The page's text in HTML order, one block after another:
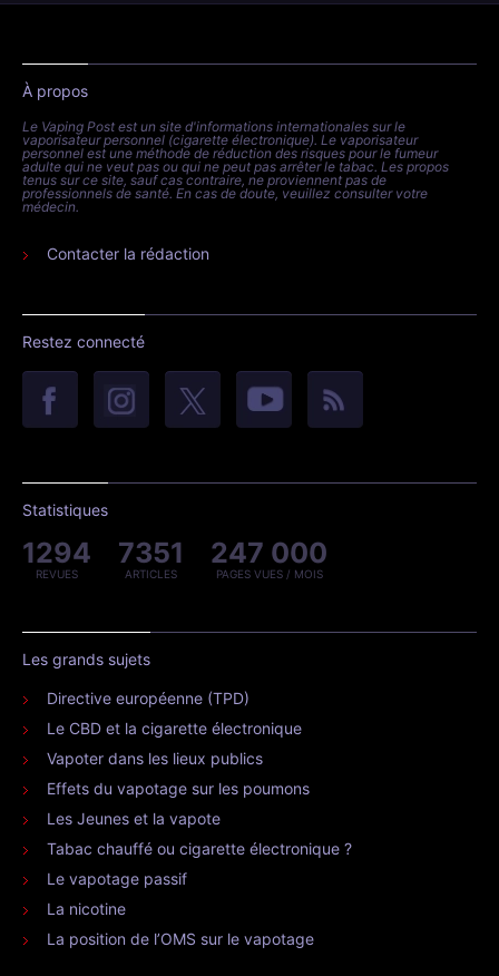
À propos
Le Vaping Post est un site d'informations internationales sur le
vaporisateur personnel (cigarette électronique). Le vaporisateur
personnel est une méthode de réduction des risques pour le fumeur
adulte qui ne veut pas ou qui ne peut pas arrêter le tabac. Les propos
tenus sur ce site, sauf cas contraire, ne proviennent pas de
professionnels de santé. En cas de doute, veuillez consulter votre
médecin.
Contacter la rédaction
Restez connecté
Statistiques
1294
REVUES
7351
ARTICLES
247 000
PAGES VUES / MOIS
Les grands sujets
Directive européenne (TPD)
Le CBD et la cigarette électronique
Vapoter dans les lieux publics
Effets du vapotage sur les poumons
Les Jeunes et la vapote
Tabac chauffé ou cigarette électronique ?
Le vapotage passif
La nicotine
La position de l’OMS sur le vapotage